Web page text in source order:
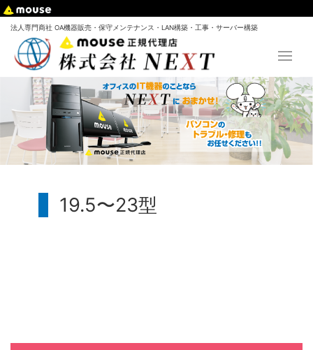
法人専門商社 OA機器販売・保守メンテナンス・LAN構築・工事・サーバー構築
19.5〜23型